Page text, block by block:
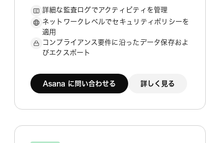
詳細な監査ログでアクティビティを管理
ネットワークレベルでセキュリティポリシーを
適用
コンプライアンス要件に沿ったデータ保存およ
びエクスポート
Asana に問い合わせる 詳しく見る